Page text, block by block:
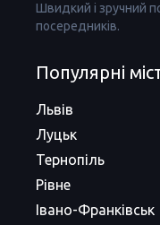
Швидкий і зручний
посередників.
Популярні
Львів
Луцьк
Тернопіль
Рівне
Івано-Франківськ